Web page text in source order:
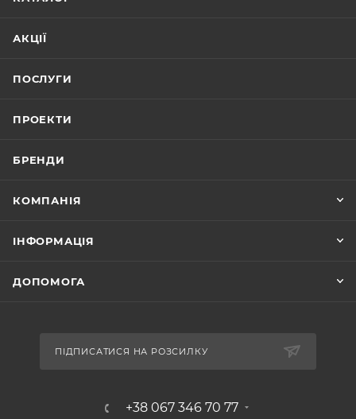
АКЦІЇ
ПОСЛУГИ
ПРОЕКТИ
БРЕНДИ
КОМПАНІЯ
ІНФОРМАЦІЯ
ДОПОМОГА
ПІДПИСАТИСЯ НА РОЗСИЛКУ
+38 067 346 70 77